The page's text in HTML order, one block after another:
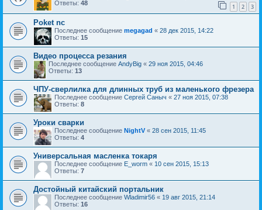
Ответы: 48 1 2 3
Poket nc
Последнее сообщение megagad « 28 дек 2015, 14:22
Ответы: 15
Видео процесса резания
Последнее сообщение AndyBig « 29 ноя 2015, 04:46
Ответы: 13
ЧПУ-сверлилка для длинных труб из маленького фрезера
Последнее сообщение Сергей Саныч « 27 ноя 2015, 07:38
Ответы: 8
Уроки сварки
Последнее сообщение NightV « 28 сен 2015, 11:45
Ответы: 4
Универсальная масленка токаря
Последнее сообщение E_worm « 10 сен 2015, 15:13
Ответы: 7
Достойный китайский портальник
Последнее сообщение Wladimir56 « 19 авг 2015, 21:14
Ответы: 16